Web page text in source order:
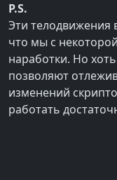
P.S.
Эти телодвижения
что мы с
наработки. Но
позволяют
изменений
работать